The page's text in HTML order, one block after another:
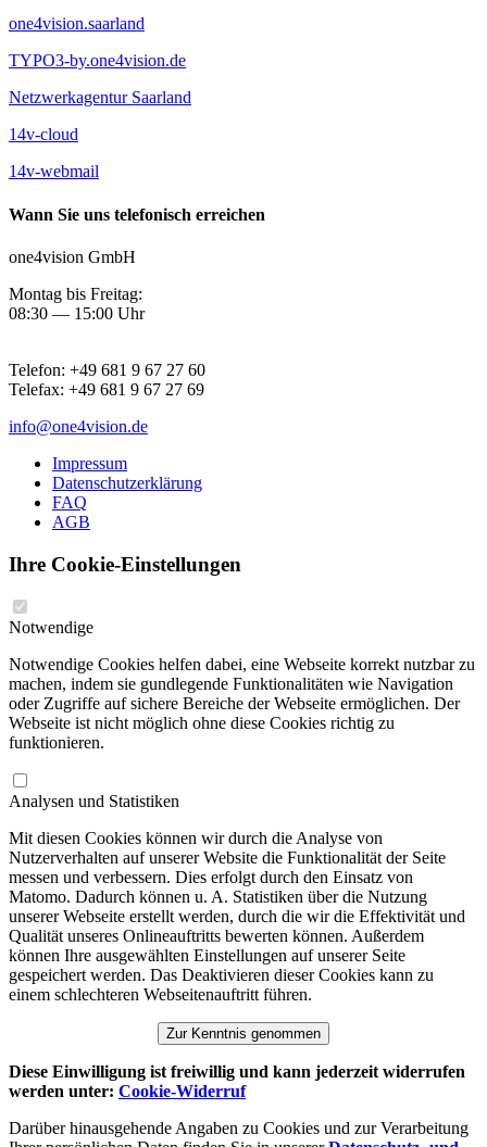
one4vision.saarland
TYPO3-by.one4vision.de
Netzwerkagentur Saarland
14v-cloud
14v-webmail
Wann Sie uns telefonisch erreichen
one4vision GmbH
Montag bis Freitag:
08:30 — 15:00 Uhr
Telefon: +49 681 9 67 27 60
Telefax: +49 681 9 67 27 69
info@one4vision.de
Impressum
Datenschutzerklärung
FAQ
AGB
Ihre Cookie-Einstellungen
Notwendige
Notwendige Cookies helfen dabei, eine Webseite korrekt nutzbar zu
machen, indem sie gundlegende Funktionalitäten wie Navigation
oder Zugriffe auf sichere Bereiche der Webseite ermöglichen. Der
Webseite ist nicht möglich ohne diese Cookies richtig zu
funktionieren.
Analysen und Statistiken
Mit diesen Cookies können wir durch die Analyse von
Nutzerverhalten auf unserer Website die Funktionalität der Seite
messen und verbessern. Dies erfolgt durch den Einsatz von
Matomo. Dadurch können u. A. Statistiken über die Nutzung
unserer Webseite erstellt werden, durch die wir die Effektivität und
Qualität unseres Onlineauftritts bewerten können. Außerdem
können Ihre ausgewählten Einstellungen auf unserer Seite
gespeichert werden. Das Deaktivieren dieser Cookies kann zu
einem schlechteren Webseitenauftritt führen.
Zur Kenntnis genommen
Diese Einwilligung ist freiwillig und kann jederzeit widerrufen
werden unter: Cookie-Widerruf
Darüber hinausgehende Angaben zu Cookies und zur Verarbeitung